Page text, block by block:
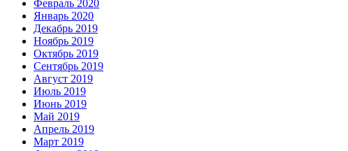
Февраль 2020
Январь 2020
Декабрь 2019
Ноябрь 2019
Октябрь 2019
Сентябрь 2019
Август 2019
Июль 2019
Июнь 2019
Май 2019
Апрель 2019
Март 2019